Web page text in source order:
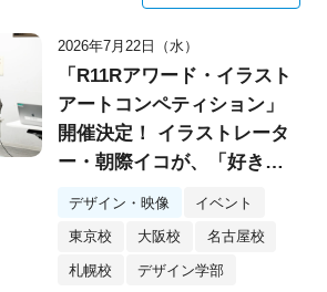
2026年7月22日（水）
「R11Rアワード・イラスト
アートコンペティション」
開催決定！ イラストレータ
ー・朝際イコが、「好き」
をブランドに変える思考法
デザイン・映像 イベント
東京校 大阪校 名古屋校
札幌校 デザイン学部